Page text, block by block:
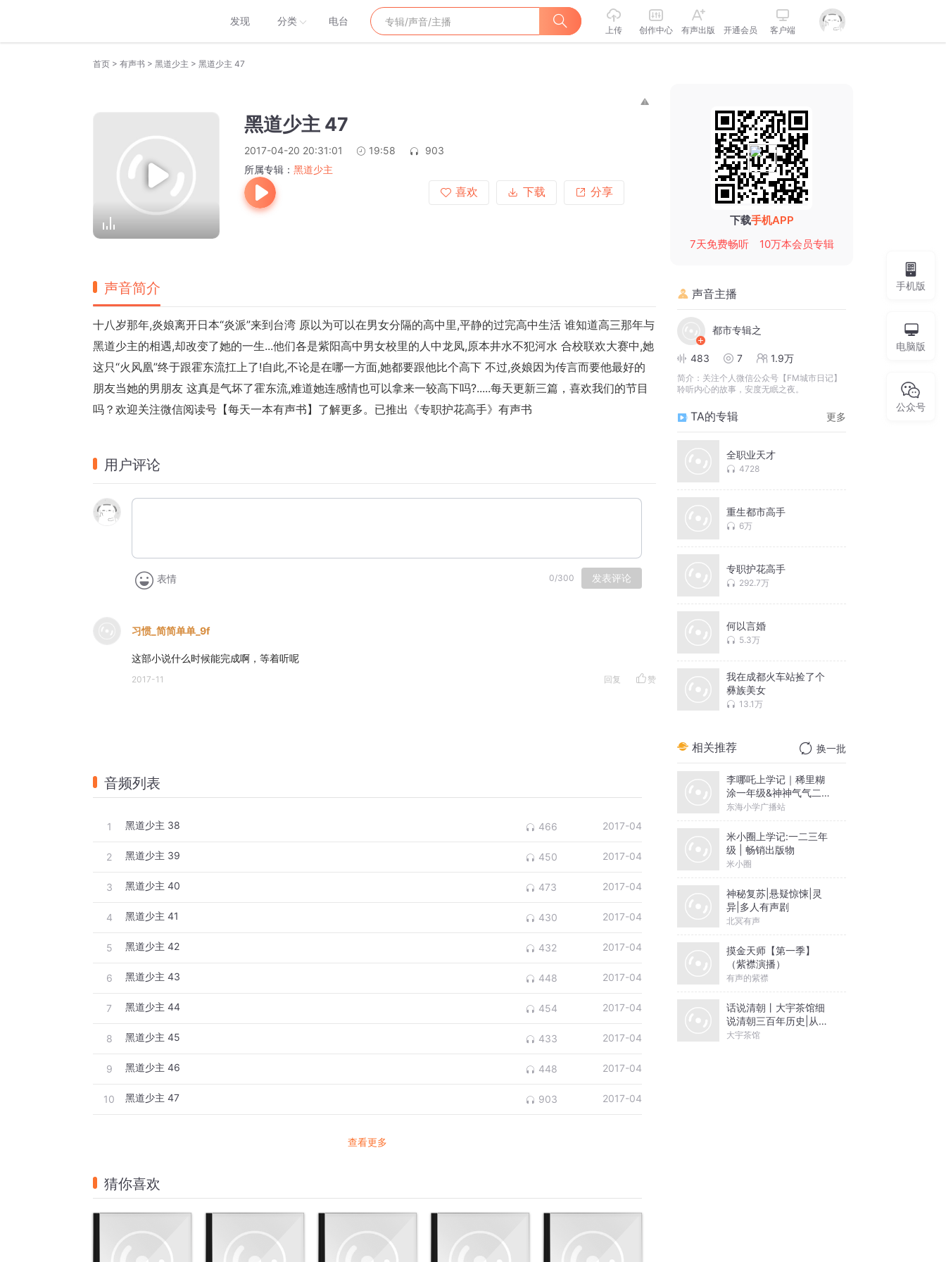
发现 分类 电台
上传 创作中心 有声出版 开通会员 客户端
首页 > 有声书 > 黑道少主 > 黑道少主 47
黑道少主 47
2017-04-20 20:31:01 19:58
903
所属专辑： 黑道少主
喜欢
下载 分享
声音简介
十八岁那年,炎娘离开日本“炎派”来到台湾 原以为可以在男女分隔的高中里,平静的过完高中生活 谁知道高三那年与
黑道少主的相遇,却改变了她的一生...他们各是紫阳高中男女校里的人中龙凤,原本井水不犯河水 合校联欢大赛中,她
这只“火风凰”终于跟霍东流扛上了!自此,不论是在哪一方面,她都要跟他比个高下 不过,炎娘因为传言而要他最好的
朋友当她的男朋友 这真是气坏了霍东流,难道她连感情也可以拿来一较高下吗?.....每天更新三篇，喜欢我们的节目
吗？ 欢迎关注微信阅读号【每天一本有声书】了解更多。已推出《专职护花高手》有声书
用户评论
表情 0/300 发表评论
习惯_简简单单_9f
这部小说什么时候能完成啊，等着听呢
2017-11 回复 赞
音频列表
1 黑道少主 38 466 2017-04
2 黑道少主 39 450 2017-04
3 黑道少主 40 473 2017-04
4 黑道少主 41 430 2017-04
5 黑道少主 42 432 2017-04
6 黑道少主 43 448 2017-04
7 黑道少主 44 454 2017-04
8 黑道少主 45 433 2017-04
9 黑道少主 46 448 2017-04
10 黑道少主 47 903 2017-04
查看更多
猜你喜欢
下载手机APP
7天免费畅听
10万本会员专辑
声音主播
都市专辑之
483 7 1.9万
简介： 关注个人微信公众号【FM城市日记】
聆听内心的故事，安度无眠之夜。
TA的专辑 更多
全职业天才
4728
重生都市高手
6万
专职护花高手
292.7万
何以言婚
5.3万
我在成都火车站捡了个
彝族美女
13.1万
相关推荐 换一批
李哪吒上学记｜稀里糊
涂一年级&神神气气二年
级
东海小学广播站
米小圈上学记:一二三年
级 | 畅销出版物
米小圈
神秘复苏|悬疑惊悚|灵
异|多人有声剧
北冥有声
摸金天师【第一季】
（紫襟演播）
有声的紫襟
话说清朝丨大宇茶馆细
说清朝三百年历史|从努
尔哈赤到末代皇帝溥仪|
大宇茶馆
手机版
电脑版
公众号